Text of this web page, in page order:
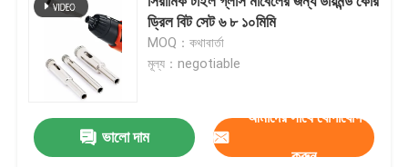
যোগাযোগ করুন
উদ্ধৃতির জন্য আবেদন
ড্রিল বিট সেট ৬ ৮ ১০মিমি
MOQ：কথাবার্তা
মূল্য：negotiable
ভালো দাম
আমাদের সাথে যোগাযোগ
করুন